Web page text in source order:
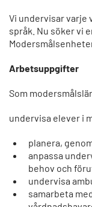
Vi undervisar varje
språk. Nu söker vi
Arbetsuppgifter
Som
undervisa elever i
planera,
anpassa
behov och
undervisa
samarbeta